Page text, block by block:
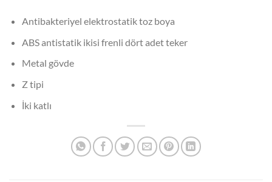
Antibakteriyel elektrostatik toz boya
ABS antistatik ikisi frenli dört adet teker
Metal gövde
Z tipi
İki katlı